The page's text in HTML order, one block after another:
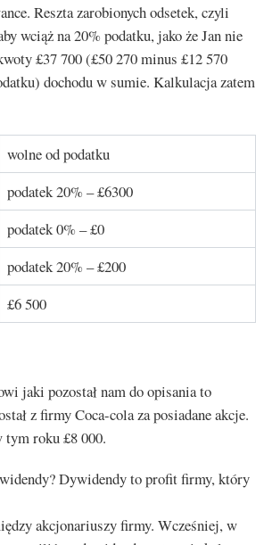
Reszta zarobionych odsetek, czyli
wciąż na 20% podatku, jako że Jan nie
£37 700 (£50 270 minus £12 570
dochodu w sumie. Kalkulacja zatem
wolne od podatku
podatek 20% – £6300
podatek 0% – £0
podatek 20% – £200
£6 500
jaki pozostał nam do opisania to
z firmy Coca-cola za posiadane akcje.
tym roku £8 000.
Dywidendy to profit firmy, który
akcjonariuszy firmy. Wcześniej, w